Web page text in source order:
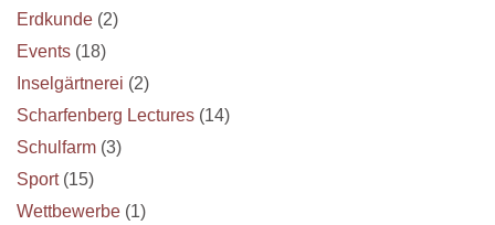
Erdkunde (2)
Events (18)
Inselgärtnerei (2)
Scharfenberg Lectures (14)
Schulfarm (3)
Sport(15)
Wettbewerbe (1)